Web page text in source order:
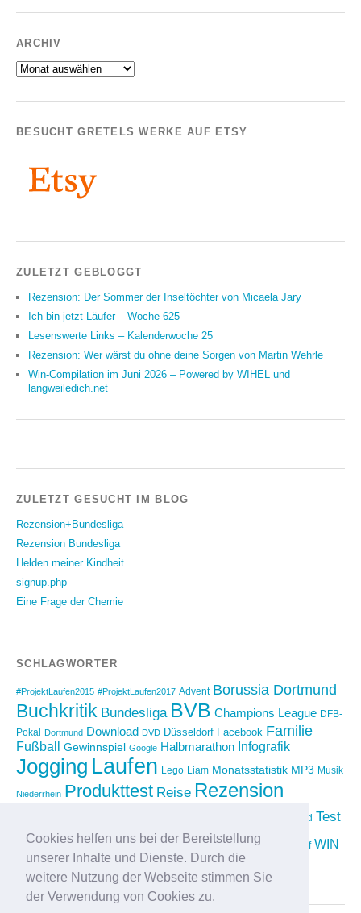
Cookies helfen uns bei der Bereitstellung
unserer Inhalte und Dienste. Durch die
weitere Nutzung der Webseite stimmen Sie
der Verwendung von Cookies zu.
ARCHIV
Archiv
BESUCHT GRETELS WERKE AUF ETSY
ZULETZT GEBLOGGT
Rezension: Der Sommer der Inseltöchter von Micaela Jary
Ich bin jetzt Läufer – Woche 625
Lesenswerte Links – Kalenderwoche 25
Rezension: Wer wärst du ohne deine Sorgen von Martin Wehrle
Win-Compilation im Juni 2026 – Powered by WIHEL und
langweiledich.net
ZULETZT GESUCHT IM BLOG
Rezension+Bundesliga
Rezension Bundesliga
Helden meiner Kindheit
signup.php
Eine Frage der Chemie
SCHLAGWÖRTER
#ProjektLaufen2015 #ProjektLaufen2017 Advent Borussia Dortmund
Buchkritik Bundesliga BVB Champions League DFB-
Pokal Dortmund Download DVD Düsseldorf Facebook Familie
Fußball Gewinnspiel Google Halbmarathon Infografik
Jogging Laufen Lego Liam Monatsstatistik MP3 Musik
Niederrhein Produkttest Reise Rezension
sponsored Test
Twitter Urlaub Video vimeo Weihnachten Wettkampf WIN
Compilation
YouTube